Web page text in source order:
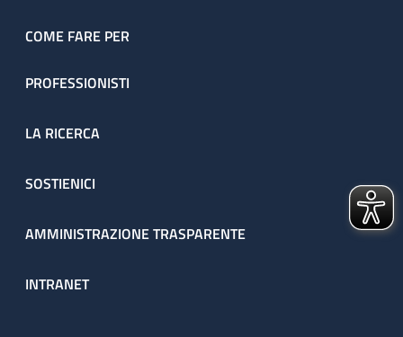
COME FARE PER
PROFESSIONISTI
LA RICERCA
SOSTIENICI
AMMINISTRAZIONE TRASPARENTE
INTRANET